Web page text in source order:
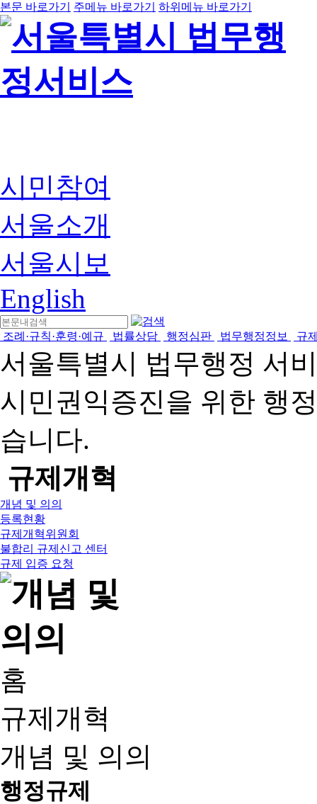
본문 바로가기 주메뉴 바로가기 하위메뉴 바로가기
시민참여
서울소개
서울시보
English
조례·규칙·훈령·예규 법률상담 행정심판 법무행정정보 규
서울특별시 법무행정 서
시민권익증진을 위한 행
습니다.
규제개혁
개념 및 의의
등록현황
규제개혁위원회
불합리 규제신고 센터
규제 입증 요청
홈
규제개혁
개념 및 의의
행정규제